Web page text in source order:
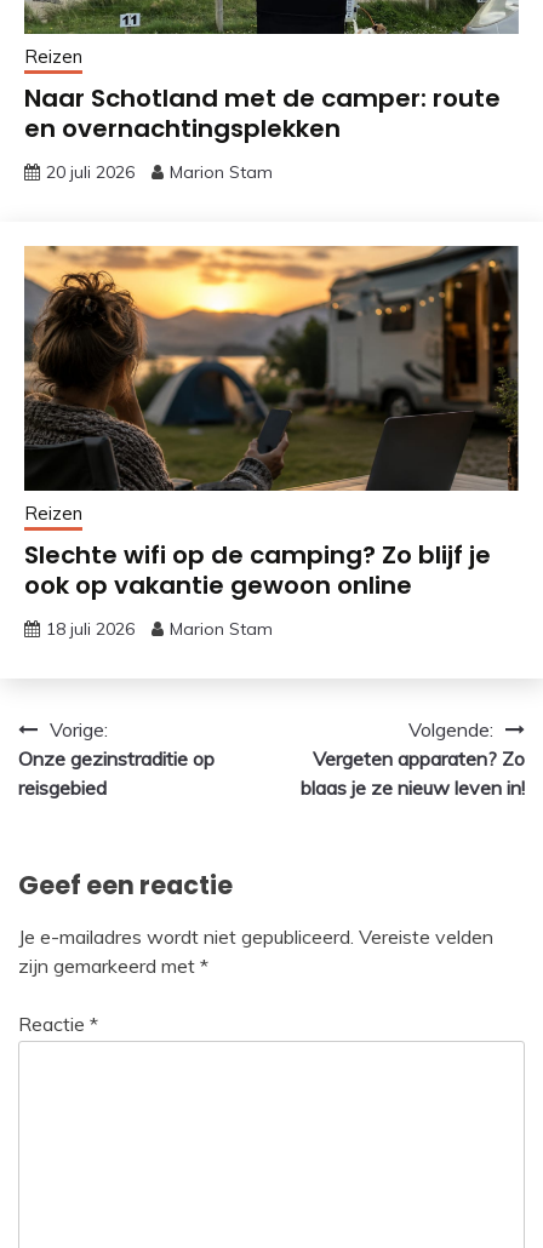
Reizen
Naar Schotland met de camper: route
en overnachtingsplekken
20 juli 2026 Marion Stam
Reizen
Slechte wifi op de camping? Zo blijf je
ook op vakantie gewoon online
18 juli 2026 Marion Stam
Bericht
navigatie
Vorige:
Onze gezinstraditie op
reisgebied
Volgende:
Vergeten apparaten? Zo
blaas je ze nieuw leven in!
Geef een reactie
Je e-mailadres wordt niet gepubliceerd. Vereiste velden
zijn gemarkeerd met *
Reactie *